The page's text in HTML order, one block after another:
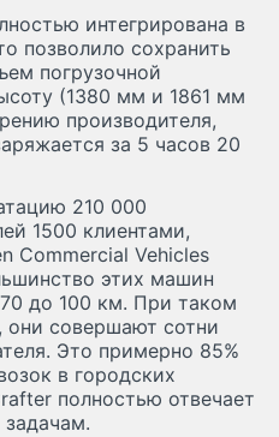
интегрирована в
позволило сохранить
погрузочной
(1380 мм и 1861 мм
производителя,
за 5 часов 20
210 000
1500 клиентами,
Commercial Vehicles
этих машин
до 100 км. При таком
совершают сотни
Это примерно 85%
в городских
полностью отвечает